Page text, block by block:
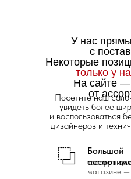
товаров
магазине —
Большой
У нас
с
Некоторые
только у
На сайте —
от
Посетите наш
увидеть более
и воспользоваться
дизайнеров и